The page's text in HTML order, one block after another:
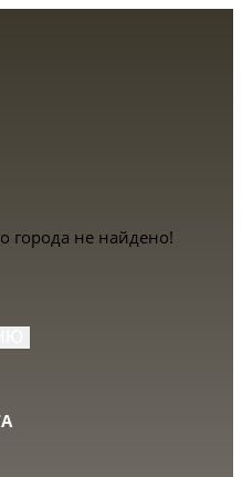
города не найдено!